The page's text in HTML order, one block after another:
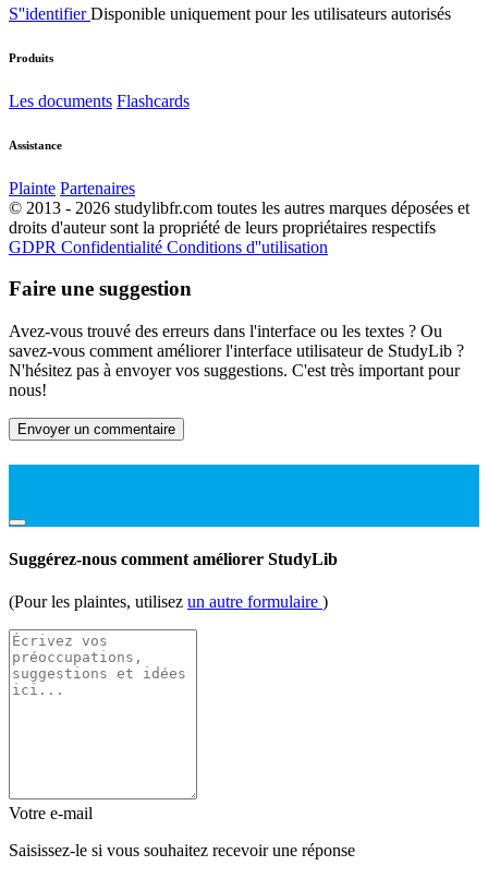
S''identifierDisponible uniquement pour les utilisateurs autorisés
Produits
Les documents Flashcards
Assistance
Plainte Partenaires
© 2013 - 2026 studylibfr.com toutes les autres marques déposées et
droits d'auteur sont la propriété de leurs propriétaires respectifs
GDPR Confidentialité Conditions d''utilisation
Faire une suggestion
Avez-vous trouvé des erreurs dans l'interface ou les textes ? Ou
savez-vous comment améliorer l'interface utilisateur de StudyLib ?
N'hésitez pas à envoyer vos suggestions. C'est très important pour
nous!
Envoyer un commentaire
Suggérez-nous comment améliorer StudyLib
(Pour les plaintes, utilisez un autre formulaire )
Votre e-mail
Saisissez-le si vous souhaitez recevoir une réponse